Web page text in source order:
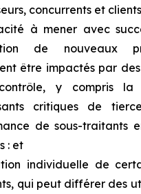
concurrents et
à mener avec
de nouveaux
être impactés par des
contrôle, y compris la
critiques de
de sous-traitants
: et
individuelle de
qui peut différer des